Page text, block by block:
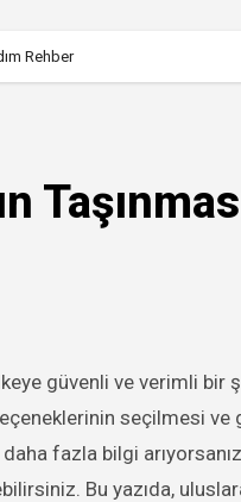
Rehber
seçilmesi
fazla bilgi
Bu yazıda,